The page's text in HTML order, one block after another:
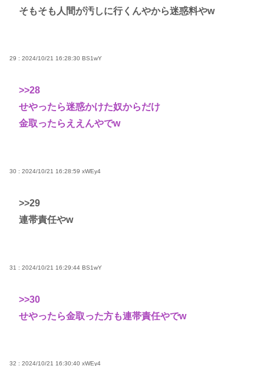
そもそも人間が汚しに行くんやから迷惑料やw
29 : 2024/10/21 16:28:30 BS1wY
>>28
せやったら迷惑かけた奴からだけ
金取ったらええんやでw
30 : 2024/10/21 16:28:59 xWEy4
>>29
連帯責任やw
31 : 2024/10/21 16:29:44 BS1wY
>>30
せやったら金取った方も連帯責任やでw
32 : 2024/10/21 16:30:40 xWEy4